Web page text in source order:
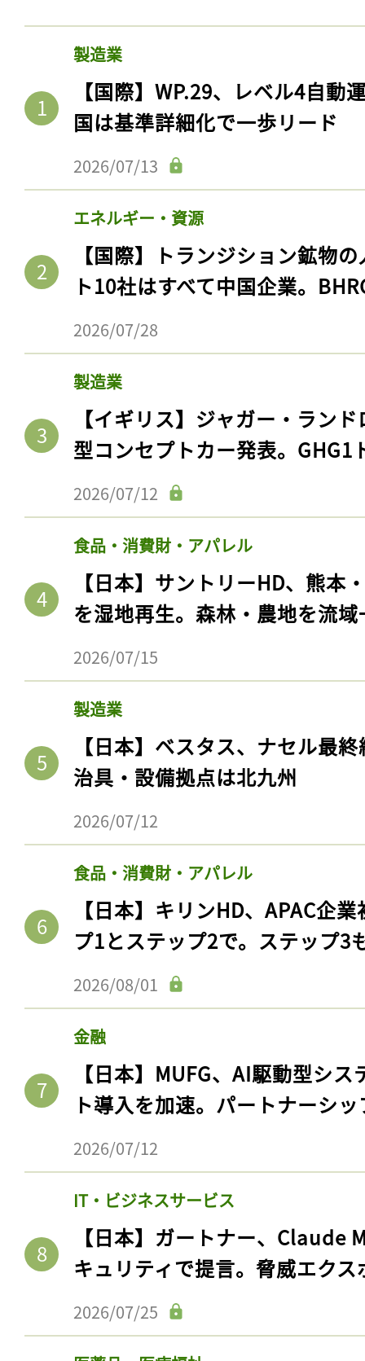
製造業
【国際】WP.29、レベル4自動
国は基準詳細化で一歩リード
2026/07/13
エネルギー・資源
【国際】トランジション鉱物
ト10社はすべて中国企業。
2026/07/28
製造業
【イギリス】ジャガー・ラン
型コンセプトカー発表。GHG1
2026/07/12
食品・消費財・アパレル
【日本】サントリーHD、熊本
を湿地再生。森林・農地を流
2026/07/15
製造業
【日本】ベスタス、ナセル最
治具・設備拠点は北九州
2026/07/12
食品・消費財・アパレル
【日本】キリンHD、APAC企
プ1とステップ2で。ステップ3
2026/08/01
金融
【日本】MUFG、AI駆動型シ
ト導入を加速。パートナーシ
2026/07/12
IT・ビジネスサービス
【日本】ガートナー、Claude
キュリティで提言。脅威エク
2026/07/25